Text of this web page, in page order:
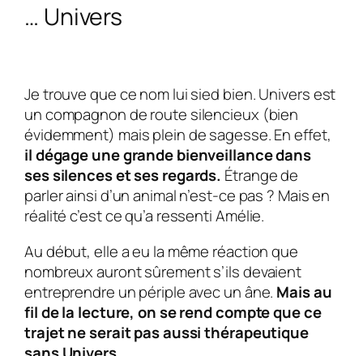
… Univers
Je trouve que ce nom lui sied bien.Universest
un compagnon de route silencieux (bien
évidemment) mais plein de sagesse. En effet,
il dégage une grande bienveillance dans
ses silences et ses regards. Étrange de
parler ainsi d’un animal n’est-ce pas ? Mais en
réalité c’est ce qu’a ressentiAmélie.
Au début, elle a eu la même réaction que
nombreux auront sûrement s’ils devaient
entreprendre un périple avec un âne. Mais au
fil de la lecture, on se rend compte que ce
trajet ne serait pas aussi thérapeutique